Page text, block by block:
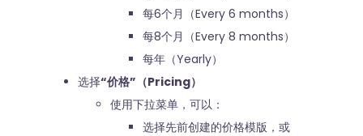
每6个月（Every 6 months）
每8个月（Every 8 months）
每年（Yearly）
选择“价格”（Pricing）
使用下拉菜单，可以：
选择先前创建的价格模版，或